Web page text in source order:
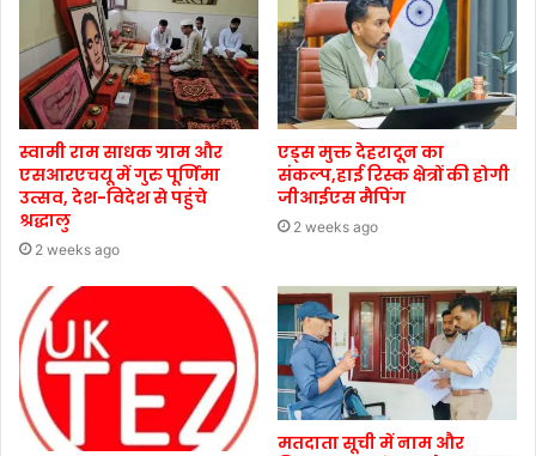
स्वामी राम साधक ग्राम और
एसआरएचयू में गुरु पूर्णिमा
उत्सव, देश-विदेश से पहुंचे
श्रद्धालु
2 weeks ago
एड्स मुक्त देहरादून का
संकल्प,हाई रिस्क क्षेत्रों की होगी
जीआईएस मैपिंग
2 weeks ago
मतदाता सूची में नाम और